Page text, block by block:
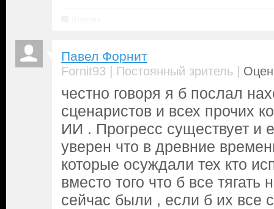
Павел Форнит
Fornit93 | Постоянный зритель |
честно говоря я б послал
сценаристов и всех прочих
ИИ . Прогресс существует и
уверен что в древние
которые осуждали тех кто
вместо того что б все
сейчас были , если б их все